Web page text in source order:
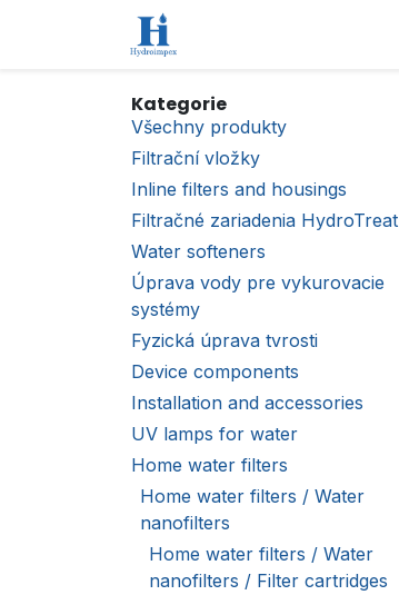
Kategorie
Všechny produkty
Filtrační vložky
Inline filters and housings
Filtračné zariadenia HydroTreat
Water softeners
Úprava vody pre vykurovacie
systémy
Fyzická úprava tvrosti
Device components
Installation and accessories
UV lamps for water
Home water filters
Home water filters / Water
nanofilters
Home water filters / Water
nanofilters / Filter cartridges